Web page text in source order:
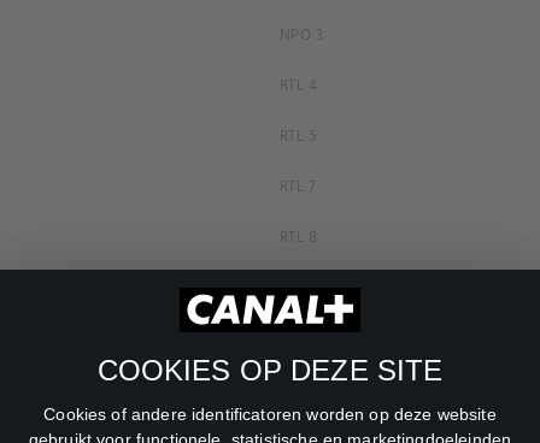
COOKIES OP DEZE SITE
Cookies of andere identificatoren worden op deze website
NPO 3
RTL 4
RTL 5
RTL 7
RTL 8
RTL Z
SBS6